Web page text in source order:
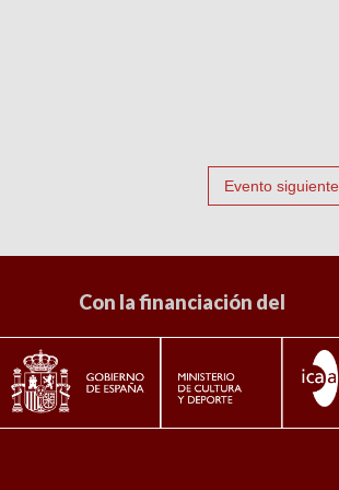
Evento siguiente
Con la financiación del